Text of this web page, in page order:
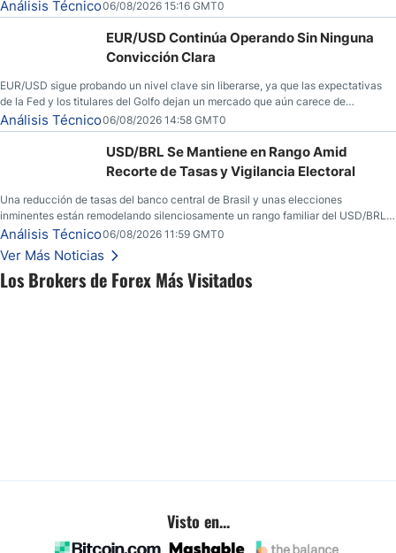
Los Brokers de Forex Más Visitados
dominado al mercado en las últimas semanas.
Análisis Técnico06/08/2026 15:16 GMT0
EUR/USD Continúa Operando Sin Ninguna
Convicción Clara
EUR/USD sigue probando un nivel clave sin liberarse, ya que las expectativas
de la Fed y los titulares del Golfo dejan un mercado que aún carece de
convicción real.
Análisis Técnico06/08/2026 14:58 GMT0
USD/BRL Se Mantiene en Rango Amid
Recorte de Tasas y Vigilancia Electoral
Una reducción de tasas del banco central de Brasil y unas elecciones
inminentes están remodelando silenciosamente un rango familiar del USD/BRL.
Una reducción de tasas por parte del banco central de Brasil y unas elecciones
inminentes están remodelando silenciosamente un rango familiar del USD/BRL.
Esto es lo que los traders están observando a continuación.
Análisis Técnico06/08/2026 11:59 GMT0
Ver Más Noticias
Visto en...